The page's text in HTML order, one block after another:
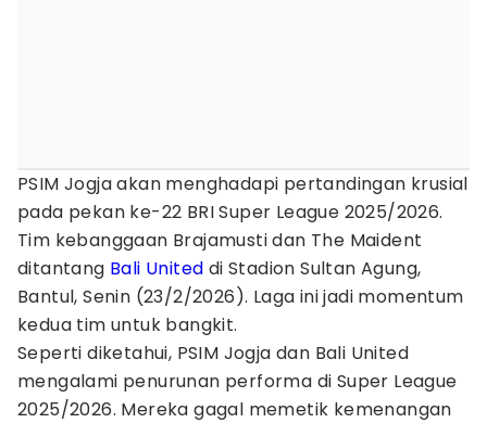
PSIM Jogja akan menghadapi pertandingan krusial
pada pekan ke-22 BRI Super League 2025/2026.
Tim kebanggaan Brajamusti dan The Maident
ditantang Bali United di Stadion Sultan Agung,
Bantul, Senin (23/2/2026). Laga ini jadi momentum
kedua tim untuk bangkit.
Seperti diketahui, PSIM Jogja dan Bali United
mengalami penurunan performa di Super League
2025/2026. Mereka gagal memetik kemenangan